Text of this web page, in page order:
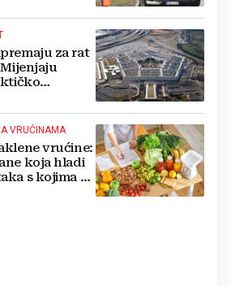
za rat
VRUĆINAMA
vrućine:
koja hladi
s kojima si